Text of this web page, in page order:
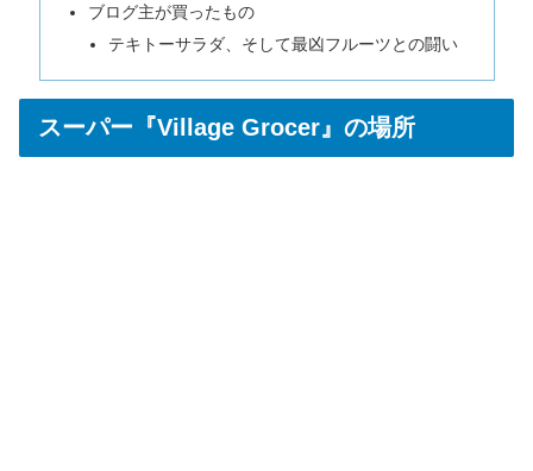
ブログ主が買ったもの
テキトーサラダ、そして最凶フルーツとの闘い
スーパー『Village Grocer』の場所